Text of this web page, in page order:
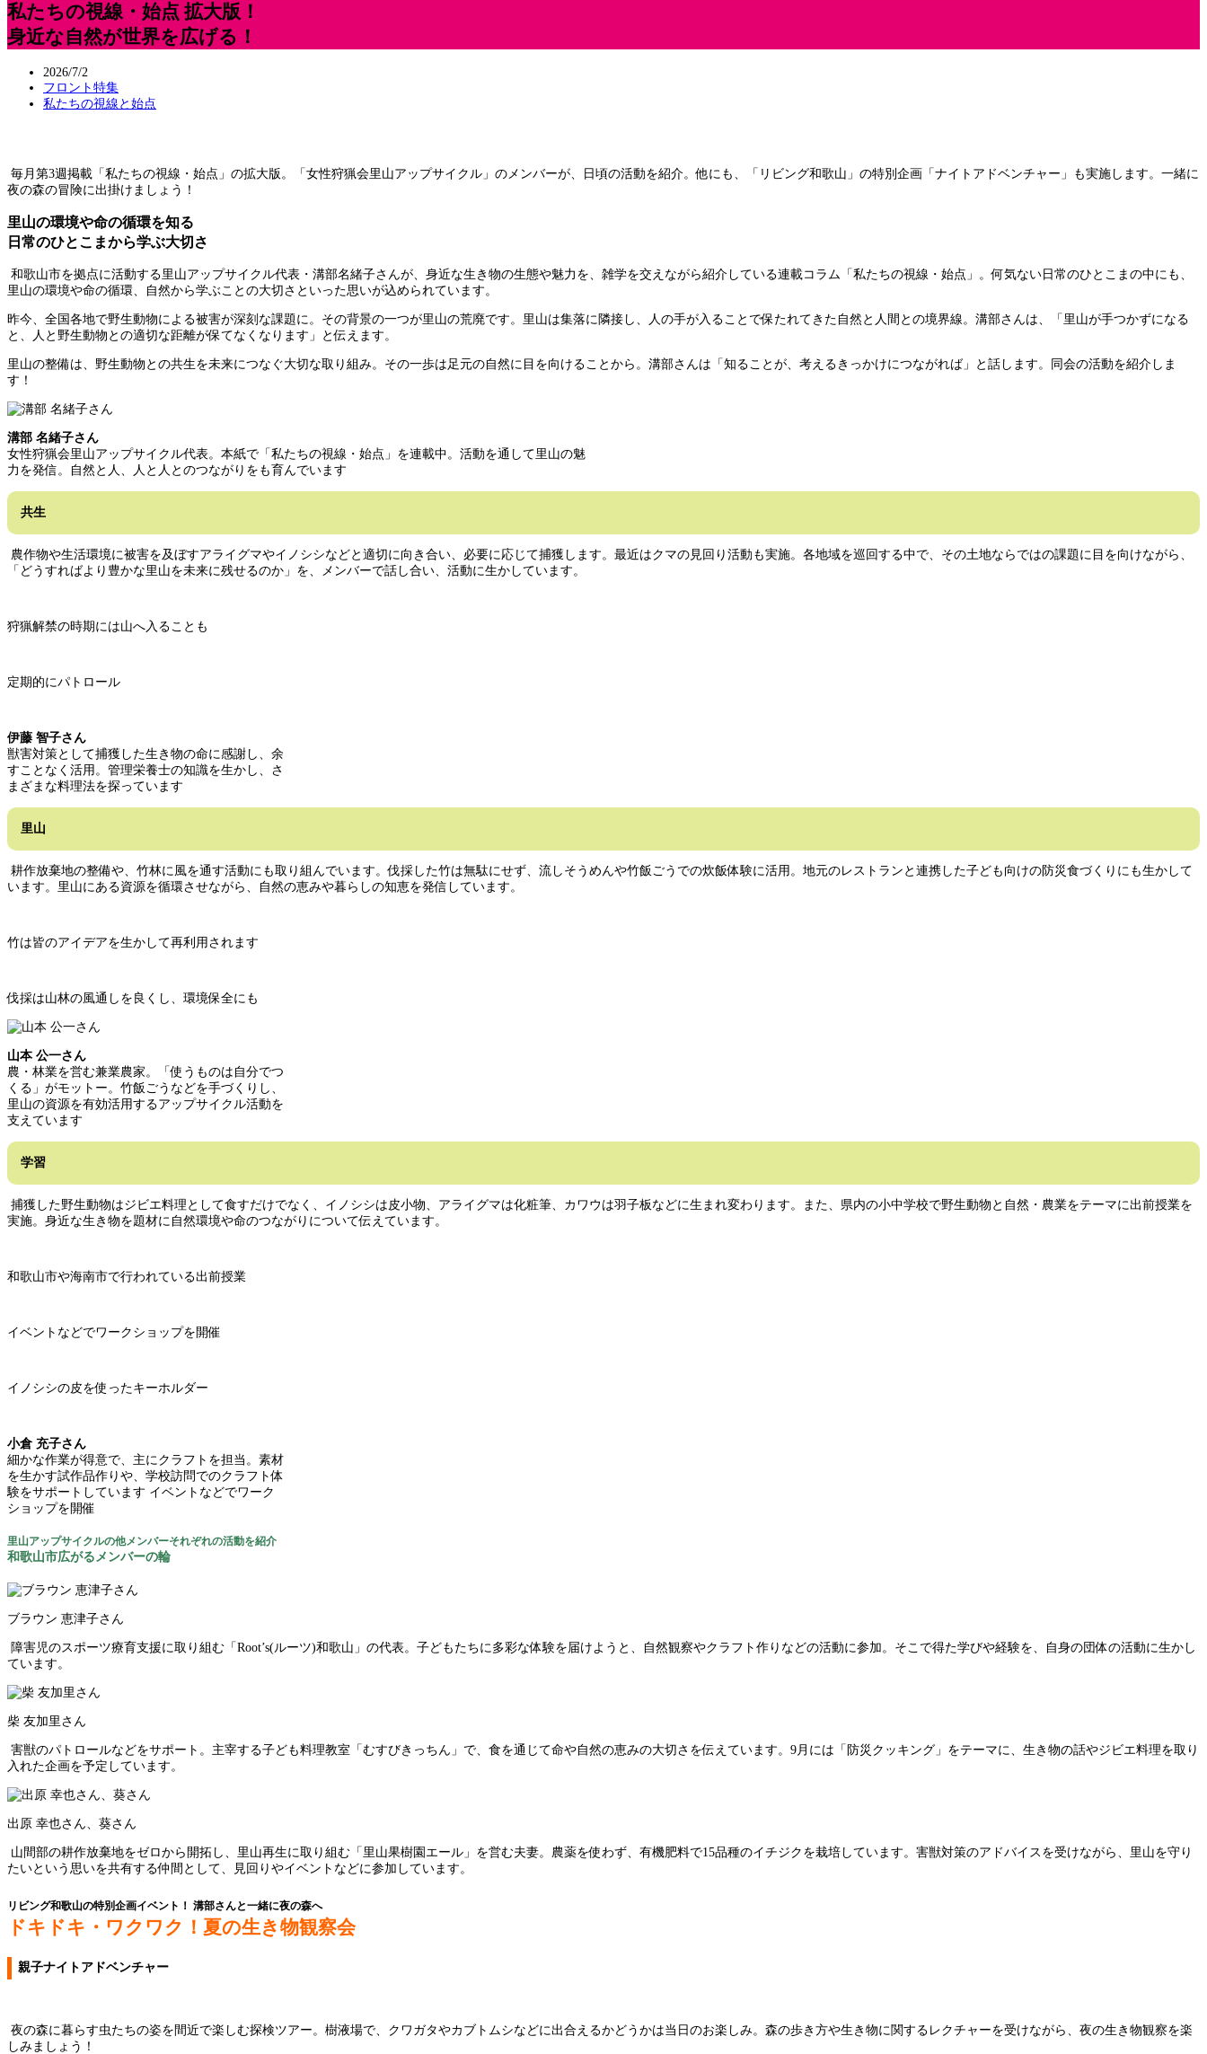
私たちの視線・始点 拡大版！
身近な自然が世界を広げる！
2026/7/2
フロント特集
私たちの視線と始点
毎月第3週掲載「私たちの視線・始点」の拡大版。「女性狩猟会里山アップサイクル」のメンバーが、日頃の活動を紹介。他にも、「リビング和歌山」の特別企画「ナイトアドベンチャー」も実施します。一緒に
夜の森の冒険に出掛けましょう！
里山の環境や命の循環を知る
日常のひとこまから学ぶ大切さ
和歌山市を拠点に活動する里山アップサイクル代表・溝部名緒子さんが、身近な生き物の生態や魅力を、雑学を交えながら紹介している連載コラム「私たちの視線・始点」。何気ない日常のひとこまの中にも、
里山の環境や命の循環、自然から学ぶことの大切さといった思いが込められています。
昨今、全国各地で野生動物による被害が深刻な課題に。その背景の一つが里山の荒廃です。里山は集落に隣接し、人の手が入ることで保たれてきた自然と人間との境界線。溝部さんは、「里山が手つかずになる
と、人と野生動物との適切な距離が保てなくなります」と伝えます。
里山の整備は、野生動物との共生を未来につなぐ大切な取り組み。その一歩は足元の自然に目を向けることから。溝部さんは「知ることが、考えるきっかけにつながれば」と話します。同会の活動を紹介しま
す！
溝部 名緒子さん
女性狩猟会里山アップサイクル代表。本紙で「私たちの視線・始点」を連載中。活動を通して里山の魅
力を発信。自然と人、人と人とのつながりをも育んでいます
共生
農作物や生活環境に被害を及ぼすアライグマやイノシシなどと適切に向き合い、必要に応じて捕獲します。最近はクマの見回り活動も実施。各地域を巡回する中で、その土地ならではの課題に目を向けながら、
「どうすればより豊かな里山を未来に残せるのか」を、メンバーで話し合い、活動に生かしています。
狩猟解禁の時期には山へ入ることも
定期的にパトロール
伊藤 智子さん
獣害対策として捕獲した生き物の命に感謝し、余
すことなく活用。管理栄養士の知識を生かし、さ
まざまな料理法を探っています
里山
耕作放棄地の整備や、竹林に風を通す活動にも取り組んでいます。伐採した竹は無駄にせず、流しそうめんや竹飯ごうでの炊飯体験に活用。地元のレストランと連携した子ども向けの防災食づくりにも生かして
います。里山にある資源を循環させながら、自然の恵みや暮らしの知恵を発信しています。
竹は皆のアイデアを生かして再利用されます
伐採は山林の風通しを良くし、環境保全にも
山本 公一さん
農・林業を営む兼業農家。「使うものは自分でつ
くる」がモットー。竹飯ごうなどを手づくりし、
里山の資源を有効活用するアップサイクル活動を
支えています
学習
捕獲した野生動物はジビエ料理として食すだけでなく、イノシシは皮小物、アライグマは化粧筆、カワウは羽子板などに生まれ変わります。また、県内の小中学校で野生動物と自然・農業をテーマに出前授業を
実施。身近な生き物を題材に自然環境や命のつながりについて伝えています。
和歌山市や海南市で行われている出前授業
イベントなどでワークショップを開催
イノシシの皮を使ったキーホルダー
小倉 充子さん
細かな作業が得意で、主にクラフトを担当。素材
を生かす試作品作りや、学校訪問でのクラフト体
験をサポートしています イベントなどでワーク
ショップを開催
里山アップサイクルの他メンバーそれぞれの活動を紹介
和歌山市広がるメンバーの輪
ブラウン 恵津子さん
障害児のスポーツ療育支援に取り組む「Root’s(ルーツ)和歌山」の代表。子どもたちに多彩な体験を届けようと、自然観察やクラフト作りなどの活動に参加。そこで得た学びや経験を、自身の団体の活動に生かし
ています。
柴 友加里さん
害獣のパトロールなどをサポート。主宰する子ども料理教室「むすびきっちん」で、食を通じて命や自然の恵みの大切さを伝えています。9月には「防災クッキング」をテーマに、生き物の話やジビエ料理を取り
入れた企画を予定しています。
出原 幸也さん、葵さん
山間部の耕作放棄地をゼロから開拓し、里山再生に取り組む「里山果樹園エール」を営む夫妻。農薬を使わず、有機肥料で15品種のイチジクを栽培しています。害獣対策のアドバイスを受けながら、里山を守り
たいという思いを共有する仲間として、見回りやイベントなどに参加しています。
リビング和歌山の特別企画イベント！ 溝部さんと一緒に夜の森へ
ドキドキ・ワクワク！夏の生き物観察会
親子ナイトアドベンチャー
夜の森に暮らす虫たちの姿を間近で楽しむ探検ツアー。樹液場で、クワガタやカブトムシなどに出合えるかどうかは当日のお楽しみ。森の歩き方や生き物に関するレクチャーを受けながら、夜の生き物観察を楽
しみましょう！